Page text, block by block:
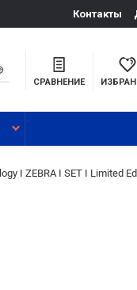
Контакты
СРАВНЕНИЕ
I ZEBRA I SET I Limited